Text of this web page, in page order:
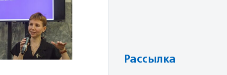
Рассылка